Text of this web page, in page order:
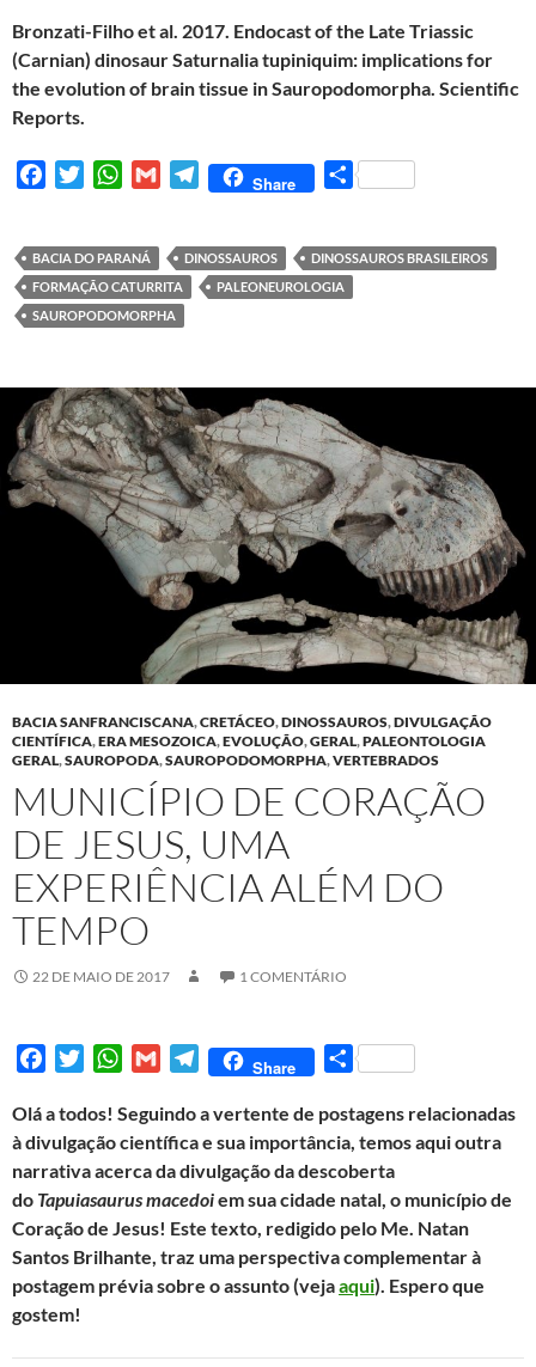
Bronzati-Filho et al. 2017. Endocast of the Late Triassic
(Carnian) dinosaur Saturnalia tupiniquim: implications for
the evolution of brain tissue in Sauropodomorpha. Scientific
Reports.
e
b
o
t
t
e
W
t
s
A
G
l
T
e
g
Share
S
r
BACIA DO PARANÁ DINOSSAUROS
DINOSSAUROS BRASILEIROS
FORMAÇÃO CATURRITA
PALEONEUROLOGIA
SAUROPODOMORPHA
BACIA SANFRANCISCANA,CRETÁCEO,DINOSSAUROS,DIVULGAÇÃO
CIENTÍFICA,ERA MESOZOICA,EVOLUÇÃO,GERAL,PALEONTOLOGIA
GERAL,SAUROPODA,SAUROPODOMORPHA,VERTEBRADOS
MUNICÍPIO DE CORAÇÃO
DE JESUS, UMA
EXPERIÊNCIA ALÉM DO
TEMPO
22 DE MAIO DE 2017 1 COMENTÁRIO
c
e
b
o
o
k
i
t
t
e
r
W
a
t
s
A
p
p
G
a
i
l
T
l
e
g
r
a
m
Share
S
a
r
e
Olá a todos! Seguindo a vertente de postagens relacionadas
à divulgação científica e sua importância, temos aqui outra
narrativa acerca da divulgação da descoberta
do Tapuiasaurus macedoiem sua cidade natal, o município de
Coração de Jesus! Este texto, redigido pelo Me. Natan
Santos Brilhante, traz uma perspectiva complementar à
postagem prévia sobre o assunto (vejaaqui). Espero que
gostem!